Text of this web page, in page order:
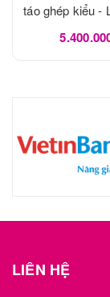
táo ghép kiểu -
LIÊN HỆ